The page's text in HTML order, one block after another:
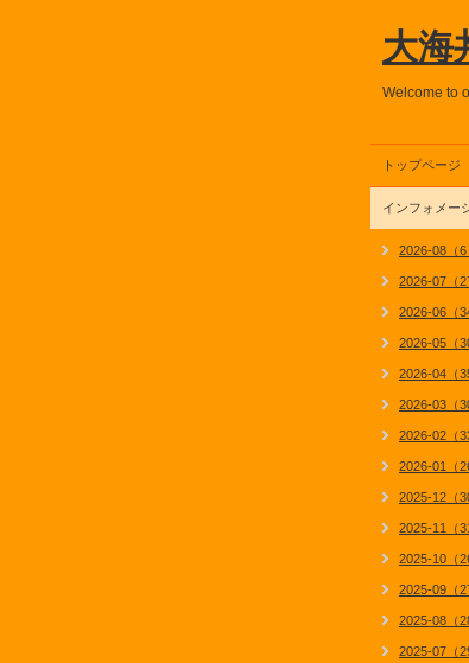
大海
Welcome to
トップページ
インフォメー
2026-08（6
2026-07（
2026-06（
2026-05（
2026-04（
2026-03（
2026-02（
2026-01（
2025-12（
2025-11（
2025-10（
2025-09（
2025-08（
2025-07（